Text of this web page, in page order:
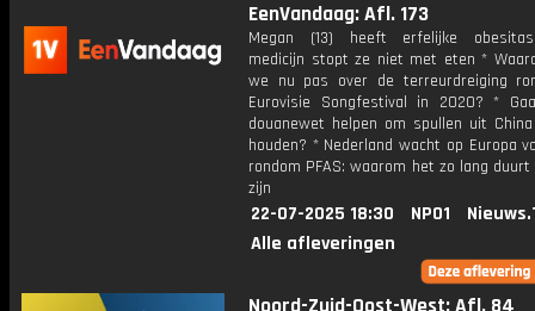
EenVandaag: Afl. 173
Megan (13) heeft erfelijke
medicijn stopt ze niet met eten *
we nu pas over de terreurdreiging
Eurovisie Songfestival in 2020? *
douanewet helpen om spullen uit
houden? * Nederland wacht op Europa
rondom PFAS: waarom het zo lang
zijn
22-07-2025 18:30 NPO1
Alle afleveringen